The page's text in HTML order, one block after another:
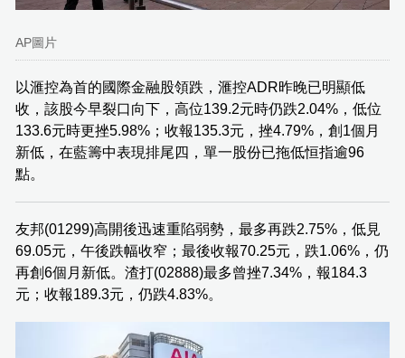
AP圖片
以滙控為首的國際金融股領跌，滙控ADR昨晚已明顯低
收，該股今早裂口向下，高位139.2元時仍跌2.04%，低位
133.6元時更挫5.98%；收報135.3元，挫4.79%，創1個月
新低，在藍籌中表現排尾四，單一股份已拖低恒指逾96
點。
友邦(01299)高開後迅速重陷弱勢，最多再跌2.75%，低見
69.05元，午後跌幅收窄；最後收報70.25元，跌1.06%，仍
再創6個月新低。渣打(02888)最多曾挫7.34%，報184.3
元；收報189.3元，仍跌4.83%。